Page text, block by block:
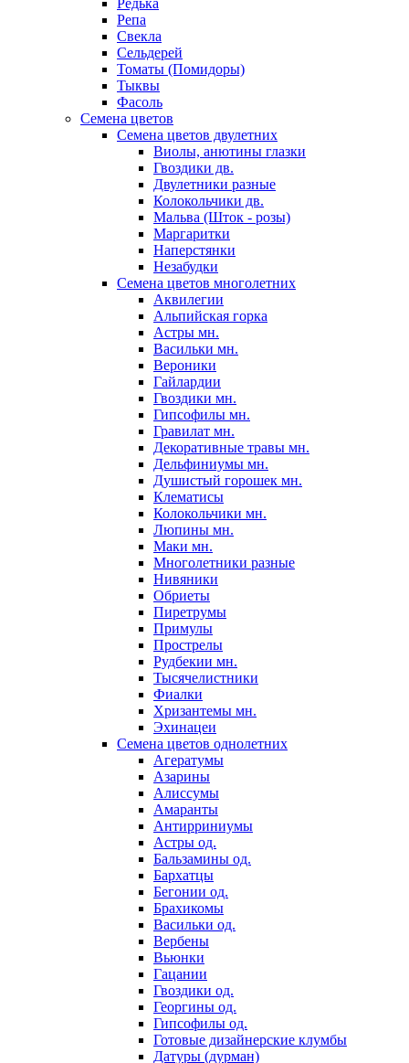
Редька
Репа
Свекла
Сельдерей
Томаты (Помидоры)
Тыквы
Фасоль
Семена цветов
Семена цветов двулетних
Виолы, анютины глазки
Гвоздики дв.
Двулетники разные
Колокольчики дв.
Мальва (Шток - розы)
Маргаритки
Наперстянки
Незабудки
Семена цветов многолетних
Аквилегии
Альпийская горка
Астры мн.
Васильки мн.
Вероники
Гайлардии
Гвоздики мн.
Гипсофилы мн.
Гравилат мн.
Декоративные травы мн.
Дельфиниумы мн.
Душистый горошек мн.
Клематисы
Колокольчики мн.
Люпины мн.
Маки мн.
Многолетники разные
Нивяники
Обриеты
Пиретрумы
Примулы
Прострелы
Рудбекии мн.
Тысячелистники
Фиалки
Хризантемы мн.
Эхинацеи
Семена цветов однолетних
Агератумы
Азарины
Алиссумы
Амаранты
Антирриниумы
Астры од.
Бальзамины од.
Бархатцы
Бегонии од.
Брахикомы
Васильки од.
Вербены
Вьюнки
Гацании
Гвоздики од.
Георгины од.
Гипсофилы од.
Готовые дизайнерские клумбы
Датуры (дурман)